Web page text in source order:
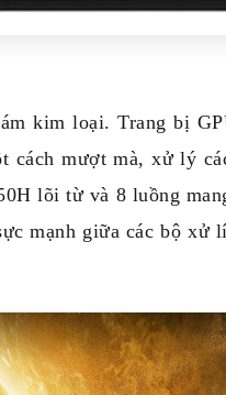
kim loại. Trang bị
cách mượt mà, xử lý
lõi từ và 8 luồng
mạnh giữa các bộ xử